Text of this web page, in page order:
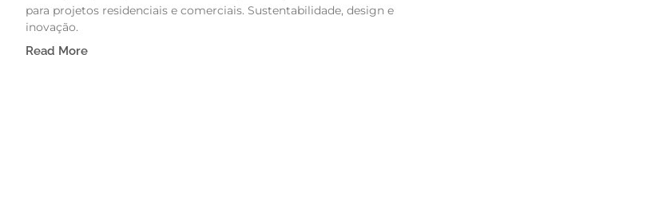
para projetos residenciais e comerciais. Sustentabilidade, design e
inovação.
Read More